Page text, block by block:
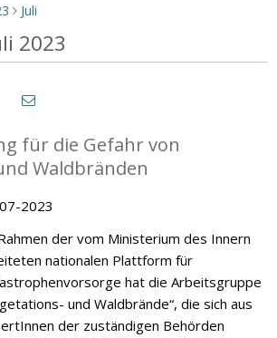
> Juli
2023
für die Gefahr von
Waldbränden
2023
der vom Ministerium des Innern
nationalen Plattform für
hat die Arbeitsgruppe
und Waldbrände“, die sich aus
der zuständigen Behörden